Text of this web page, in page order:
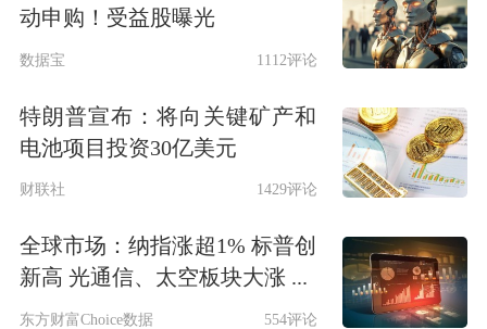
动申购！受益股曝光
数据宝 1112评论
特朗普宣布：将向关键矿产和
电池项目投资30亿美元
财联社 1429评论
全球市场：纳指涨超1% 标普创
新高 光通信、太空板块大涨 ...
东方财富Choice数据 554评论